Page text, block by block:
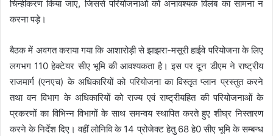
चिन्हीकरण किया जाए, जिससे परियोजनाओं को अनावश्यक विलंब का सामना न
करना पड़े।
बैठक में अवगत कराया गया कि आशारोड़ी से झाझरा-मसूरी हाईवे परियोजना के लिए
लगभग 110 हेक्टेयर सीए भूमि की आवश्यकता है। इस पर दून डीएम ने राष्ट्रीय
राजमार्ग (एनएच) के अधिकारियों को परियोजना का विस्तृत प्लान प्रस्तुत करने
तथा वन विभाग के अधिकारियों को राज्य एवं राष्ट्रीयहित की परियोजनाओं के
प्रकरणों का विभिन्न विभागों के साथ समन्वय स्थापित करते हुए शीघ्र निस्तारण
करने के निर्देश दिए। वहीं लोनिवि के 14 प्रोजेक्ट हेतु 68 हे0 सीए भूमि के सम्बन्ध